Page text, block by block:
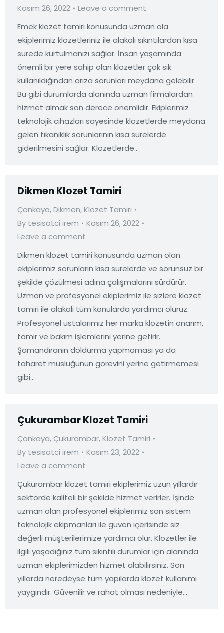
Kasım 26, 2022
Leave a comment
Emek klozet tamiri konusunda uzman ola
ekiplerimiz klozetleriniz ile alakalı sıkıntılardan kısa
sürede kurtulmanızı sağlar. İnsan yaşamında
önemli bir yere sahip olan klozetler çok sık
kullanıldığından arıza sorunları meydana gelebilir.
Bu gibi durumlarda alanında uzman firmalardan
hizmet almak son derece önemlidir. Ekiplerimiz
teknolojik cihazları sayesinde klozetlerde meydana
gelen tıkanıklık sorunlarının kısa sürelerde
giderilmesini sağlar. Klozetlerde…
Dikmen Klozet Tamiri
Çankaya,Dikmen,Klozet Tamiri
By tesisatci irem
Kasım 26, 2022
Leave a comment
Dikmen klozet tamiri konusunda uzman olan
ekiplerimiz sorunların kısa sürelerde ve sorunsuz bir
şekilde çözülmesi adına çalışmalarını sürdürür.
Uzman ve profesyonel ekiplerimiz ile sizlere klozet
tamiri ile alakalı tüm konularda yardımcı oluruz.
Profesyonel ustalarımız her marka klozetin onarım,
tamir ve bakım işlemlerini yerine getirir.
Şamandıranın doldurma yapmaması ya da
taharet musluğunun görevini yerine getirmemesi
gibi…
Çukurambar Klozet Tamiri
Çankaya, Çukurambar,Klozet Tamiri
By tesisatci irem
Kasım 23, 2022
Leave a comment
Çukurambar klozet tamiri ekiplerimiz uzun yıllardır
sektörde kaliteli bir şekilde hizmet verirler. İşinde
uzman olan profesyonel ekiplerimiz son sistem
teknolojik ekipmanları ile güven içerisinde siz
değerli müşterilerimize yardımcı olur. Klozetler ile
ilgili yaşadığınız tüm sıkıntılı durumlar için alanında
uzman ekiplerimizden hizmet alabilirsiniz. Son
yıllarda neredeyse tüm yapılarda klozet kullanımı
yaygındır. Güvenilir ve rahat olması nedeniyle…